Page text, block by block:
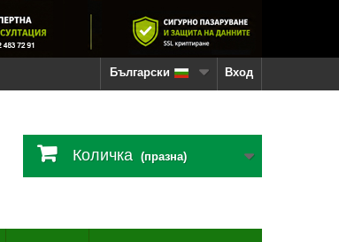
Вход
Български
Количка (празна)